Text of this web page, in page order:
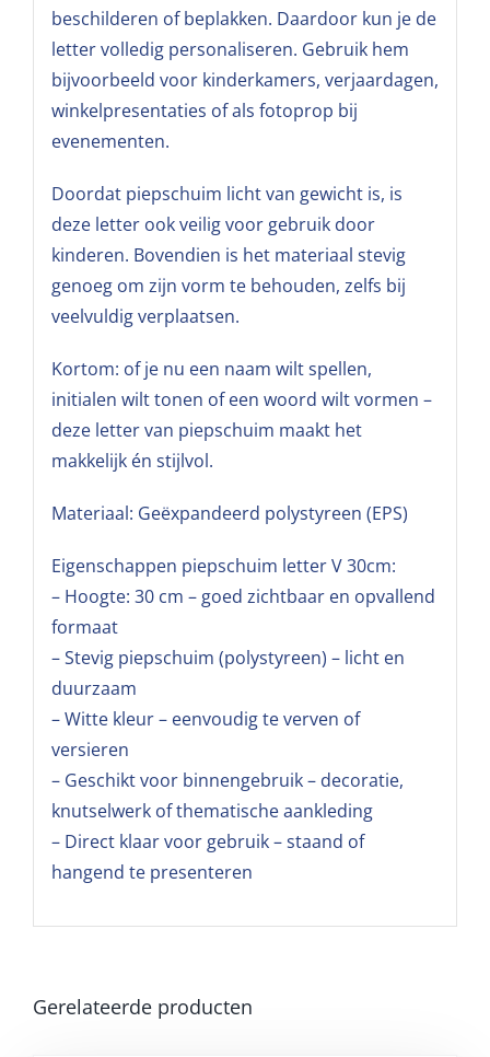
beschilderen of beplakken. Daardoor kun je de
letter volledig personaliseren. Gebruik hem
bijvoorbeeld voor kinderkamers, verjaardagen,
winkelpresentaties of als fotoprop bij
evenementen.
Doordat piepschuim licht van gewicht is, is
deze letter ook veilig voor gebruik door
kinderen. Bovendien is het materiaal stevig
genoeg om zijn vorm te behouden, zelfs bij
veelvuldig verplaatsen.
Kortom: of je nu een naam wilt spellen,
initialen wilt tonen of een woord wilt vormen –
deze letter van piepschuim maakt het
makkelijk én stijlvol.
Materiaal: Geëxpandeerd polystyreen (EPS)
Eigenschappen piepschuim letter V 30cm:
– Hoogte: 30 cm – goed zichtbaar en opvallend
formaat
– Stevig piepschuim (polystyreen) – licht en
duurzaam
– Witte kleur – eenvoudig te verven of
versieren
– Geschikt voor binnengebruik – decoratie,
knutselwerk of thematische aankleding
– Direct klaar voor gebruik – staand of
hangend te presenteren
Gerelateerde producten